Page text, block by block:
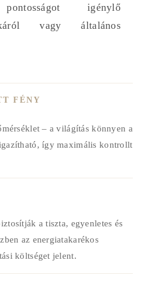
igénylő
vagy általános
FÉNY
– a világítás könnyen a
így maximális kontrollt
a tiszta, egyenletes és
az energiatakarékos
költséget jelent.